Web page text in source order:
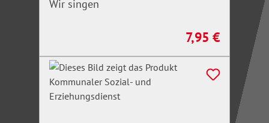
Wir singen
Regulärer Preis:
7,95 €